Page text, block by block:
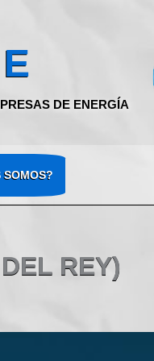
DE ENERGÍA
SOMOS?
REY)